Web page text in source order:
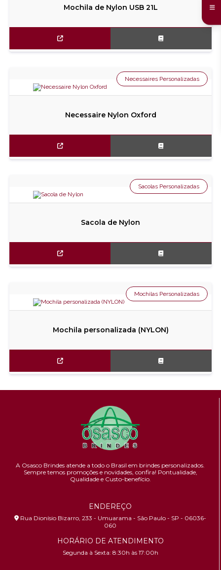
Mochila de Nylon USB 21L
Necessaire Nylon Oxford
Necessaires Personalizadas
Sacola de Nylon
Sacolas Personalizadas
Mochila personalizada (NYLON)
Mochilas Personalizadas
A Osasco Brindes atende a todo o Brasil em brindes personalizados.
Sempre temos promoções e novidades, confira! Pontualidade,
Qualidade e Custo-benefício.
ENDEREÇO
Rua Dionísio Bizarro, 233 - Umuarama - São Paulo - SP - 06036-
060
HORÁRIO DE ATENDIMENTO
Segunda à Sexta: 8:30h às 17:00h